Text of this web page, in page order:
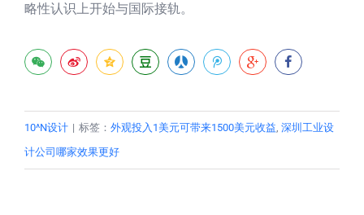
略性认识上开始与国际接轨。
10^N设计 | 标签： 外观投入1美元可带来1500美元收益 深圳工业设
计公司哪家效果更好